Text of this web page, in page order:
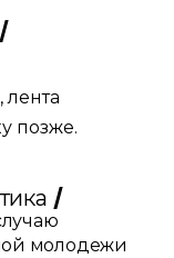
позже.
молодежи